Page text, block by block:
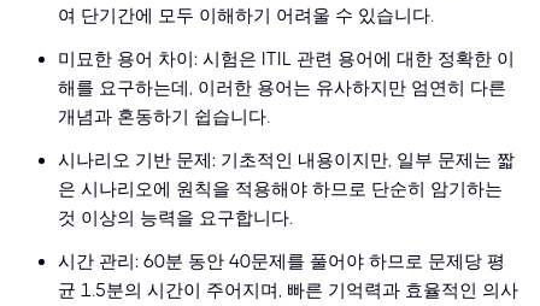
여 단기간에 모두 이해하기 어려울 수 있습니다.
미묘한 용어 차이: 시험은 ITIL 관련 용어에 대한 정확한 이
해를 요구하는데, 이러한 용어는 유사하지만 엄연히 다른
개념과 혼동하기 쉽습니다.
시나리오 기반 문제: 기초적인 내용이지만, 일부 문제는 짧
은 시나리오에 원칙을 적용해야 하므로 단순히 암기하는
것 이상의 능력을 요구합니다.
시간 관리: 60분 동안 40문제를 풀어야 하므로 문제당 평
균 1.5분의 시간이 주어지며, 빠른 기억력과 효율적인 의사